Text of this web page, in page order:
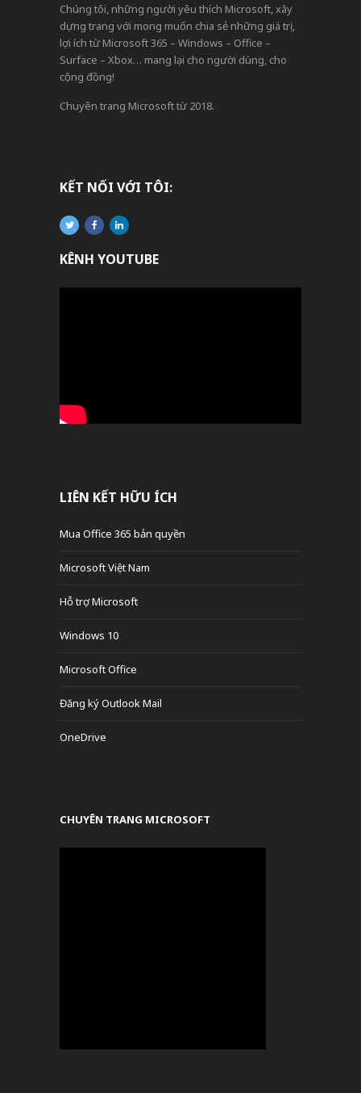
Chúng tôi, những người yêu thích Microsoft, xây
dựng trang với mong muốn chia sẻ những giá trị,
lợi ích từ Microsoft 365 – Windows – Office –
Surface – Xbox… mang lại cho người dùng, cho
cộng đồng!
Chuyên trang Microsoft từ 2018.
KẾT NỐI VỚI TÔI:
KÊNH YOUTUBE
LIÊN KẾT HỮU ÍCH
Mua Office 365 bản quyền
Microsoft Việt Nam
Hỗ trợ Microsoft
Windows 10
Microsoft Office
Đăng ký Outlook Mail
OneDrive
CHUYÊN TRANG MICROSOFT